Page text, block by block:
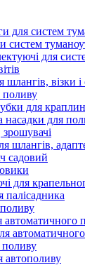
для систем
систем
для
візки
для
насадки для
шлангів,
садовий
для
автоматичного
автополиву